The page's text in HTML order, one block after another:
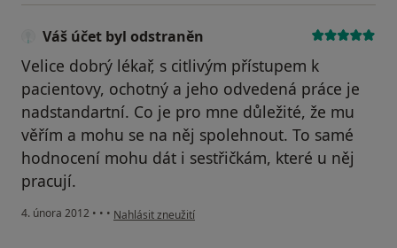
Váš účet byl odstraněn
Velice dobrý lékař, s citlivým přístupem k
pacientovy, ochotný a jeho odvedená práce je
nadstandartní. Co je pro mne důležité, že mu
věřím a mohu se na něj spolehnout. To samé
hodnocení mohu dát i sestřičkám, které u něj
pracují.
4. února 2012 • • • podle názoru uživatele Váš účet byl odstraněn
Nahlásit zneužití